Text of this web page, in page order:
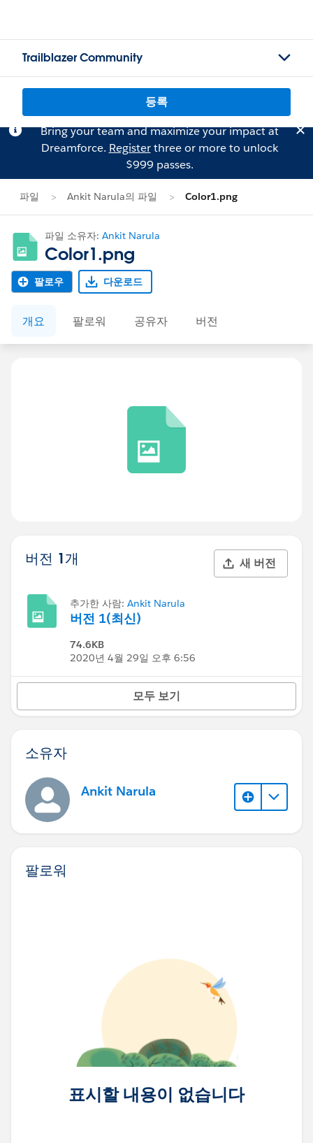
Trailblazer Community
등록
Bring your team and maximize your impact at
Dreamforce. Registerthree or more to unlock
$999 passes.
파일 Ankit Narula의 파일 Color1.png
파일 소유자: Ankit Narula
Color1.png
팔로우 다운로드
개요 팔로워 공유자 버전
버전 1개 새 버전
추가한 사람: Ankit Narula
버전 1(최신)
74.6KB
2020년 4월 29일 오후 6:56
모두 보기
소유자
Ankit Narula
팔로워
표시할 내용이 없습니다